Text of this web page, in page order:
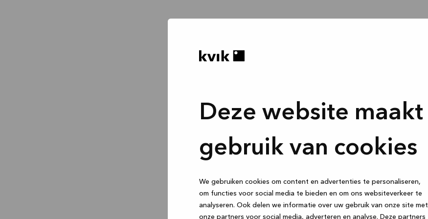
Deze website maakt
gebruik van cookies
We gebruiken cookies om content en advertenties te personaliseren,
om functies voor social media te bieden en om ons websiteverkeer te
analyseren. Ook delen we informatie over uw gebruik van onze site met
onze partners voor social media, adverteren en analyse. Deze partners